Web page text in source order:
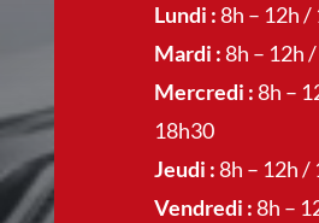
Lundi :8h – 12h /
Mardi :8h – 12h
Mercredi :8h –
18h30
Jeudi :8h – 12h /
Vendredi :8h –